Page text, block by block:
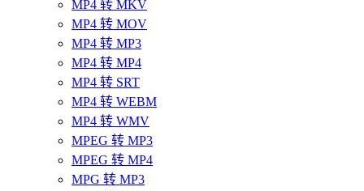
MP4 转 MKV
MP4 转 MOV
MP4 转 MP3
MP4 转 MP4
MP4 转 SRT
MP4 转 WEBM
MP4 转 WMV
MPEG 转 MP3
MPEG 转 MP4
MPG 转 MP3